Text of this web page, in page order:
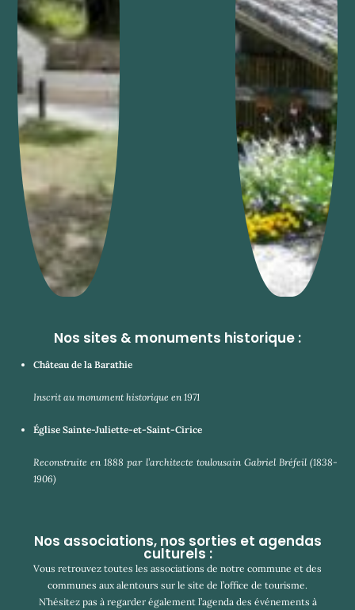
Nos sites & monuments historique :
Château de la Barathie
Inscrit au monument historique en 1971
Église Sainte-Juliette-et-Saint-Cirice
Reconstruite en 1888 par l’architecte toulousain Gabriel Bréfeil (1838-
1906)
Nos associations, nos sorties et agendas
culturels :
Vous retrouvez toutes les associations de notre commune et des
communes aux alentours sur le site de l’office de tourisme.
N’hésitez pas à regarder également l’agenda des événements à